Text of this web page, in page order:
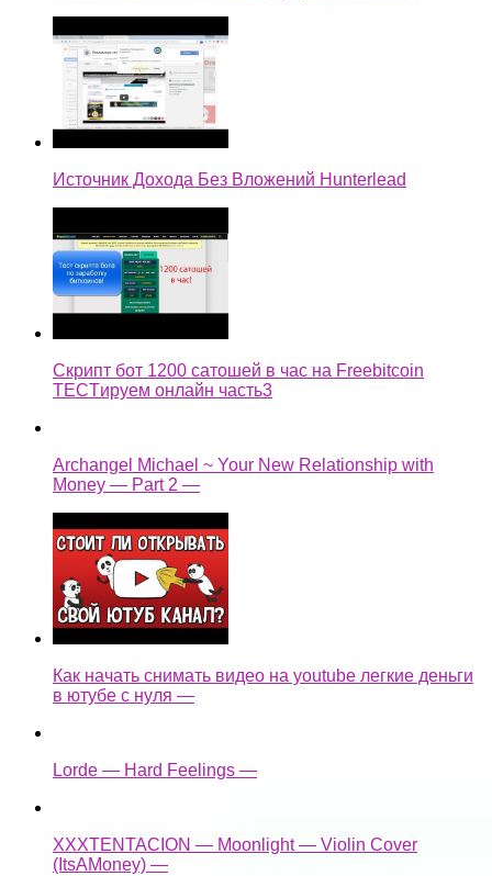
Источник Дохода Без Вложений Hunterlead
Скрипт бот 1200 сатошей в час на Freebitcoin
TECTируем онлайн часть3
Archangel Michael ~ Your New Relationship with
Money — Part 2 —
Как начать снимать видео на youtube легкие деньги
в ютубе с нуля —
Lorde — Hard Feelings —
XXXTENTACION — Moonlight — Violin Cover
(ItsAMoney) —